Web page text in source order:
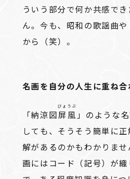
ういう部分で何か共感で
ん。今も、昭和の歌謡曲
から（笑）。
名画を自分の人生に重ね合
「納涼図屏風
びょうぶ
」のような
しても、そうそう簡単に
解があるのかもわかりま
画にはコード（記号）が